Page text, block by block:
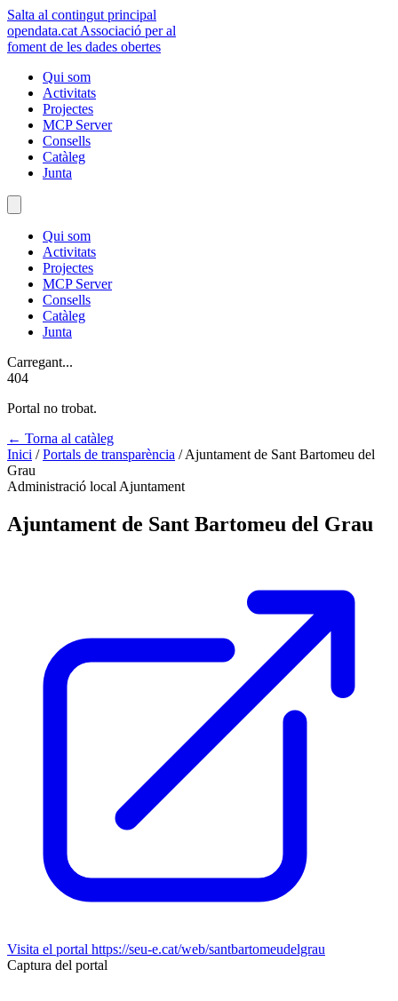
Salta al contingut principal
opendata.cat Associació per al
foment de les dades obertes
Qui som
Activitats
Projectes
MCP Server
Consells
Catàleg
Junta
Qui som
Activitats
Projectes
MCP Server
Consells
Catàleg
Junta
Carregant...
404
Portal no trobat.
← Torna al catàleg
Inici / Portals de transparència / Ajuntament de Sant Bartomeu del
Grau
Administració local Ajuntament
Ajuntament de Sant Bartomeu del Grau
Visita el portal https://seu-e.cat/web/santbartomeudelgrau
Captura del portal